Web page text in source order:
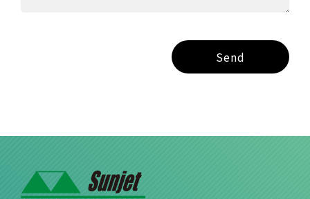
Send